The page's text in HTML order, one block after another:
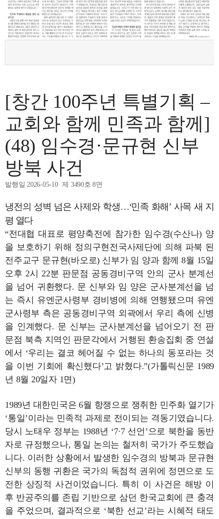
[창간 100주년 특별기획 –
교회와 함께 민족과 함께]
(48) 임수경·문규현 신부
방북 사건
발행일 2026-05-10 제 3490호 8면
냉전의 성벽 넘은 사제와 학생…‘민족 화해’ 사목 새 지
평 열다
“전대협 대표로 평양축전에 참가한 임수경(수산나) 양
을 보호하기 위해 정의구현전국사제단에 의해 파북 된
전주교구 문규현(바오로) 신부가 임 양과 함께 8월 15일
오후 2시 22분 판문점 공동경비구역 안의 군사 분계선
을 넘어 귀환했다. 문 신부와 임 양은 군사분계선을 넘
는 즉시 유엔군사령부 경비병에 의해 연행됐으며 유엔
군사령부 측은 공동경비구역 외곽에서 우리 측에 신병
을 인계했다. 문 신부는 군사분계선을 넘어오기 전 판
문점 북측 지역인 판문각에서 거행된 환송집회 중 연설
에서 ‘우리는 결코 헤어질 수 없는 하나의 동포라는 것
을 이번 기회에 확신했다’고 밝혔다.”(가톨릭신문 1989
년 8월 20일자 1면)
1989년 대한민국은 6월 항쟁으로 쟁취한 민주화 열기가
‘통일’이라는 민족적 과제로 전이되는 격동기였습니다.
당시 노태우 정부는 1988년 ‘7·7 선언’으로 북한을 동반
자로 규정했으나, 통일 논의는 철저히 국가가 주도했습
니다. 이러한 상황에서 발생한 임수경의 방북과 문규현
신부의 동행 귀환은 국가의 독점적 권위에 정면으로 도
전한 상징적 사건이었습니다. 특히 이 사건은 해방 이
후 반공주의를 존립 기반으로 삼던 한국교회에 큰 충격
을 주었으며, 결과적으로 ‘북한 선교’라는 시혜적 태도